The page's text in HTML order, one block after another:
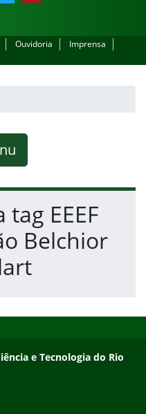
Ouvidoria
Imprensa
EEEF
Belchior
e Tecnologia do Rio